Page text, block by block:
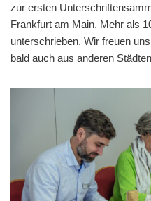
zur ersten
Frankfurt am Main. Mehr als
unterschrieben. Wir freuen
bald auch aus anderen